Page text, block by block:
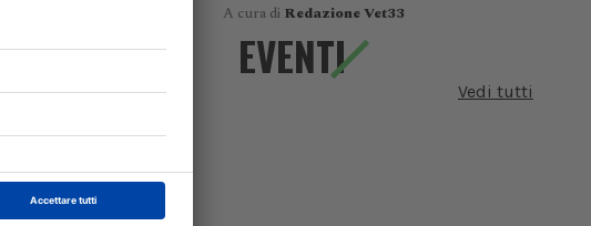
senza
A cura di Redazione Vet33
EVENTI
Vedi tutti